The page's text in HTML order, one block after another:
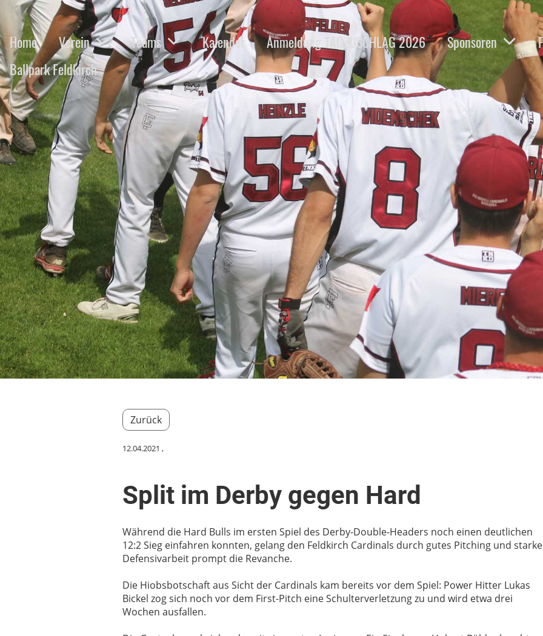
Home Verein Teams Kalender Anmeldung TAGZUSCHLAG 2026 Sponsoren
Ballpark Feldkirch
Zurück
12.04.2021 ,
Split im Derby gegen Hard
Während die Hard Bulls im ersten Spiel des Derby-Double-Headers noch einen deutlichen
12:2 Sieg einfahren konnten, gelang den Feldkirch Cardinals durch gutes Pitching und starke
Defensivarbeit prompt die Revanche.
Die Hiobsbotschaft aus Sicht der Cardinals kam bereits vor dem Spiel: Power Hitter Lukas
Bickel zog sich noch vor dem First-Pitch eine Schulterverletzung zu und wird etwa drei
Wochen ausfallen.